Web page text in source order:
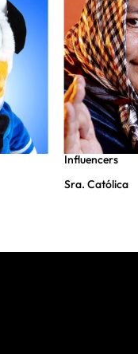
Influencers
Sra. Católica